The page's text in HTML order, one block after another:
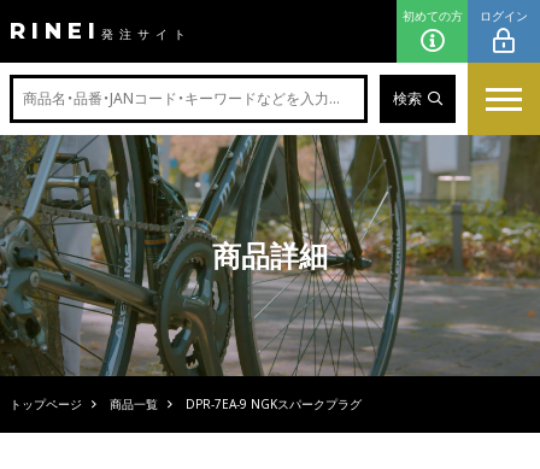
RINEI 発注サイト
初めての方 ログイン
検索
商品詳細
トップページ 商品一覧 DPR-7EA-9 NGKスパークプラグ